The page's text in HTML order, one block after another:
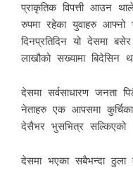
प्राकृतिक विपत्ती आउन
रुपमा रहेका युवाहरु
दिनप्रतिदिन यो देसमा
लाखौको सख्यामा बिदेसिन
देसमा सर्वसाधारण जनता
नेताहरु एक आपसमा
देसैभर भुसभित्र
देसमा भएका सबैभन्दा ठुला